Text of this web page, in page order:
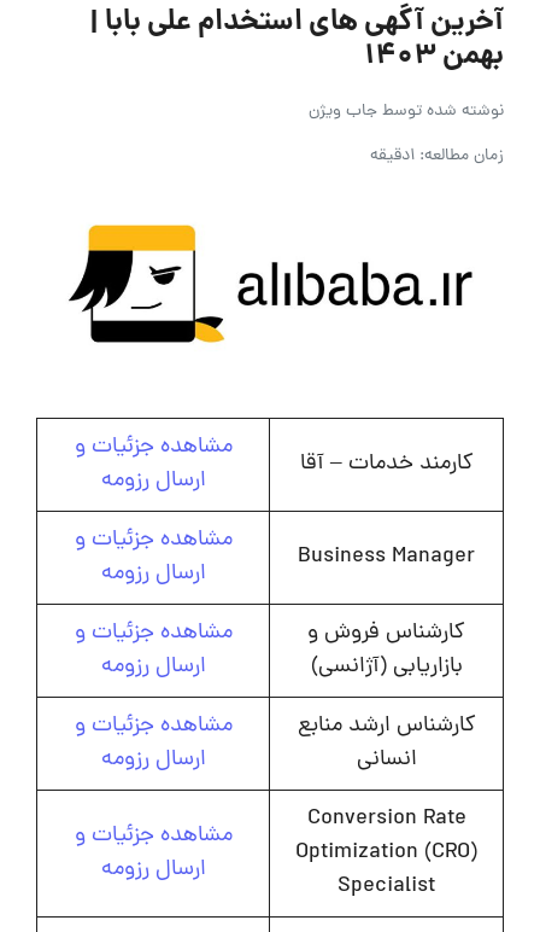
آخرین آگهی های استخدام علی بابا |
بهمن ۱۴۰۳
نوشته شده توسطجاب ویژن
زمان مطالعه: 1دقیقه
کارمند خدمات – آقا
مشاهده جزئیات و
ارسال رزومه
Business Manager
مشاهده جزئیات و
ارسال رزومه
کارشناس فروش و
بازاریابی (آژانسی)
مشاهده جزئیات و
ارسال رزومه
کارشناس ارشد منابع
انسانی
مشاهده جزئیات و
ارسال رزومه
Conversion Rate
Optimization (CRO)
Specialist
مشاهده جزئیات و
ارسال رزومه